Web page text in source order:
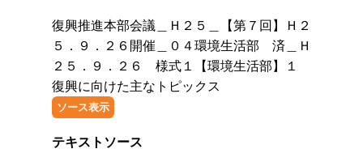
復興推進本部会議＿Ｈ２５＿【第７回】Ｈ２
５．９．２６開催＿０４環境生活部 済＿Ｈ
２５．９．２６ 様式１【環境生活部】１
復興に向けた主なトピックス
ソース表示
テキストソース